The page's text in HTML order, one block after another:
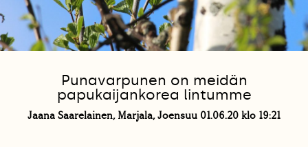
Punavarpunen on meidän
papukaijankorea lintumme
Jaana Saarelainen, Marjala, Joensuu 01.06.20 klo 19:21